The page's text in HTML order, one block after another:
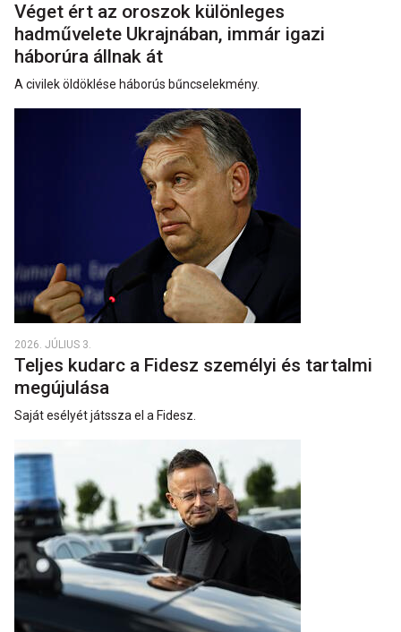
Véget ért az oroszok különleges
hadművelete Ukrajnában, immár igazi
háborúra állnak át
A civilek öldöklése háborús bűncselekmény.
2026. JÚLIUS 3.
Teljes kudarc a Fidesz személyi és tartalmi
megújulása
Saját esélyét játssza el a Fidesz.